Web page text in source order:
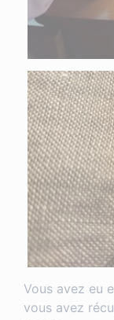
Vous avez eu
vous avez